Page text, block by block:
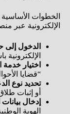
الخطوات الأساسية
الإلكترونية عبر
الدخول
الإلكترونية
اختيار خدمة
“قضايا
تحديد نوع
أو إثبات
إدخال
الهوية